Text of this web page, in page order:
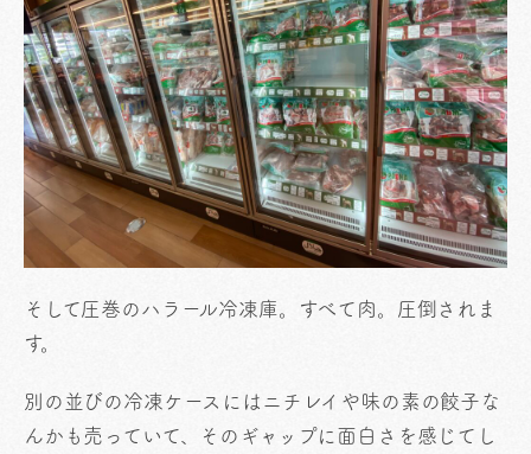
そして圧巻のハラール冷凍庫。すべて肉。圧倒されま
す。
別の並びの冷凍ケースにはニチレイや味の素の餃子な
んかも売っていて、そのギャップに面白さを感じてし